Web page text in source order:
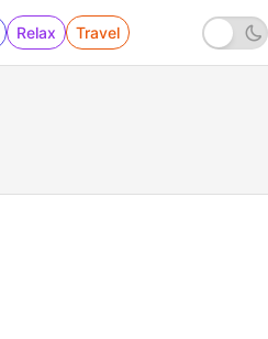
Relax Travel